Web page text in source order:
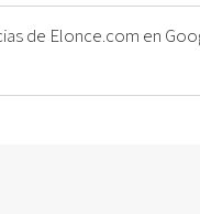
de Elonce.com en